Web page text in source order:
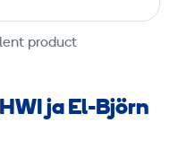
product
ja El-Björn